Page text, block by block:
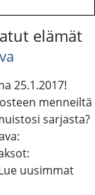
elämät
25.1.2017!
menneiltä
sarjasta?
uusimmat